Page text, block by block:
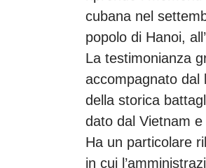
cubana nel
popolo di Hanoi,
La testimonianza
accompagnato dal
della storica
dato dal Vietnam
Ha un particolare
in cui